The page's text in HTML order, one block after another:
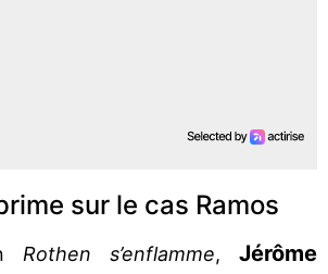
sur le cas Ramos
Rothen s’enflamme, Jérôme